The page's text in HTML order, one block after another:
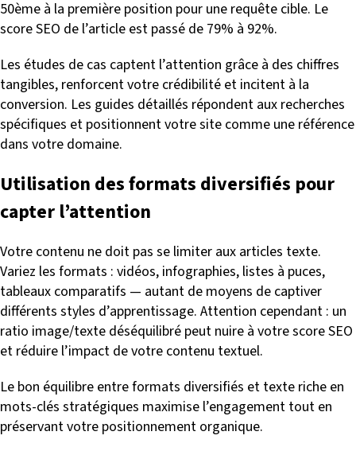
50ème à la première position pour une requête cible. Le
score SEO de l’article est passé de 79% à 92%.
Les études de cas captent l’attention grâce à des chiffres
tangibles, renforcent votre crédibilité et incitent à la
conversion. Les guides détaillés répondent aux recherches
spécifiques et positionnent votre site comme une référence
dans votre domaine.
Utilisation des formats diversifiés pour
capter l’attention
Votre contenu ne doit pas se limiter aux articles texte.
Variez les formats : vidéos, infographies, listes à puces,
tableaux comparatifs — autant de moyens de captiver
différents styles d’apprentissage. Attention cependant : un
ratio image/texte déséquilibré peut nuire à votre score SEO
et réduire l’impact de votre contenu textuel.
Le bon équilibre entre formats diversifiés et texte riche en
mots-clés stratégiques maximise l’engagement tout en
préservant votre positionnement organique.